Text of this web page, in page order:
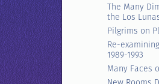
The Many
the Los
Pilgrims on
Re-
1989-1993
Many Faces